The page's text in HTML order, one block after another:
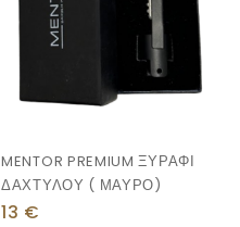
MENTOR PREMIUM ΞΥΡΑΦΙ
ΔΑΧΤΥΛΟΥ ( ΜΑΥΡΟ)
13 €